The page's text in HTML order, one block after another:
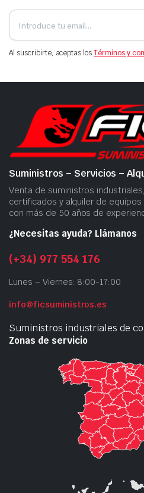
Al suscribirte, aceptas losTérminos y
Suministros – Servicios –
Venta de suministros
certificados y alquiler de
con más de 50 años de
¿Necesitas ayuda? Llámanos
(+34) 977 554 176
Lunes – Viernes: 8:00-17:00
info@ficsuministros.es
Suministros industriales de
Zonas de servicio